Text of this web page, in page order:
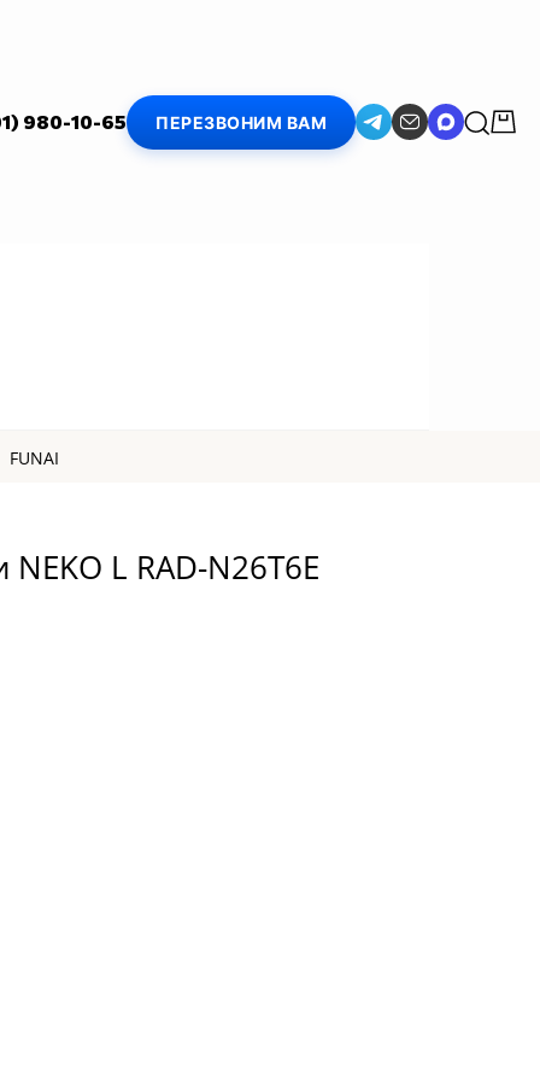
980-10-65 ПЕРЕЗВОНИМ ВАМ
FUNAI
L RAD-N26T6E